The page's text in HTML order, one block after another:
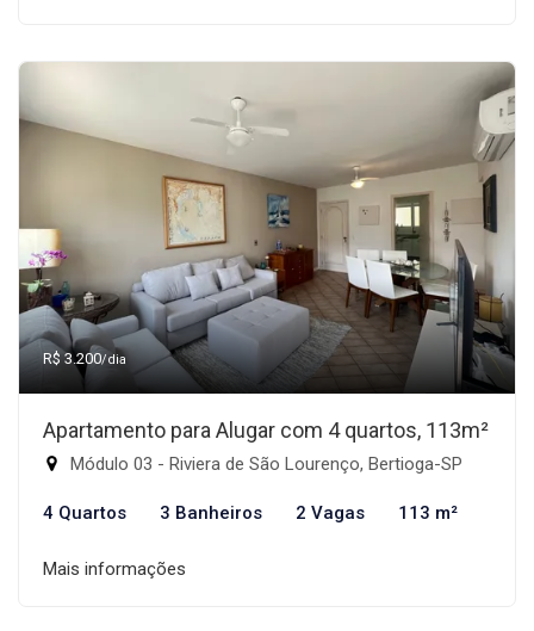
R$ 3.200/dia
Apartamento para Alugar com 4 quartos, 113m²
Módulo 03 - Riviera de São Lourenço, Bertioga-SP
4 Quartos 3 Banheiros 2 Vagas 113 m²
Mais informações